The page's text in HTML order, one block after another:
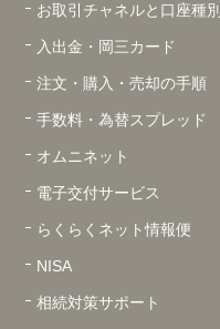
お取引チャネルと口座種別
入出金・岡三カード
注文・購入・売却の手順
手数料・為替スプレッド
オムニネット
電子交付サービス
らくらくネット情報便
NISA
相続対策サポート